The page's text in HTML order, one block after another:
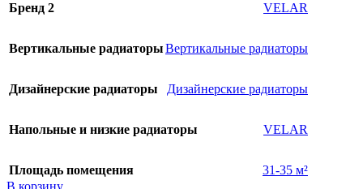
Бренд 2 VELAR
Вертикальные радиаторыВертикальные радиаторы
Дизайнерские радиаторы Дизайнерские радиаторы
Напольные и низкие радиаторы VELAR
Площадь помещения
31-35 м²